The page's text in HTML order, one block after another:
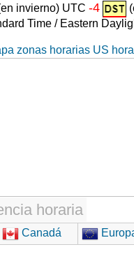
invierno) UTC -4
Time / Eastern
zonas horarias US hora
horaria
Canadá